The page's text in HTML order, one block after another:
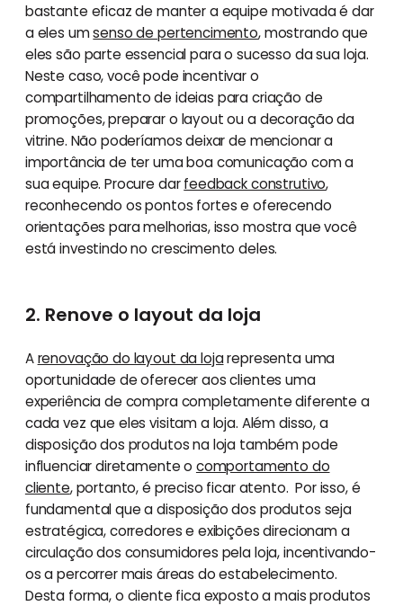
bastante eficaz de manter a equipe motivada é dar
a eles umsenso de pertencimento, mostrando que
eles são parte essencial para o sucesso da sua loja.
Neste caso, você pode incentivar o
compartilhamento de ideias para criação de
promoções, preparar o layout ou a decoração da
vitrine. Não poderíamos deixar de mencionar a
importância de ter uma boa comunicação com a
sua equipe. Procure darfeedback construtivo,
reconhecendo os pontos fortes e oferecendo
orientações para melhorias, isso mostra que você
está investindo no crescimento deles.
2. Renove o layout da loja
Arenovação do layout da lojarepresenta uma
oportunidade de oferecer aos clientes uma
experiência de compra completamente diferente a
cada vez que eles visitam a loja. Além disso, a
disposição dos produtos na loja também pode
influenciar diretamente o comportamento do
cliente, portanto, é preciso ficar atento. Por isso, é
fundamental que a disposição dos produtos seja
estratégica, corredores e exibições direcionam a
circulação dos consumidores pela loja, incentivando-
os a percorrer mais áreas do estabelecimento.
Desta forma, o cliente fica exposto a mais produtos